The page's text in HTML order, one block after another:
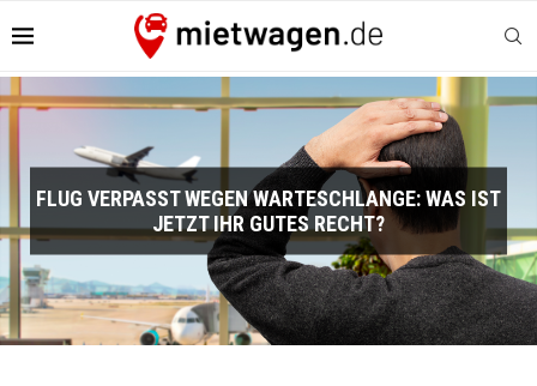
FLUG VERPASST WEGEN WARTESCHLANGE: WAS IST
JETZT IHR GUTES RECHT?